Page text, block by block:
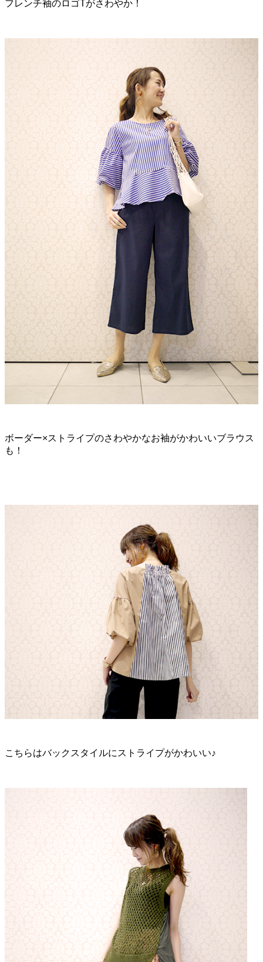
フレンチ袖のロゴTがさわやか！
ボーダー×ストライプのさわやかなお袖がかわいいブラウス
も！
こちらはバックスタイルにストライプがかわいい♪